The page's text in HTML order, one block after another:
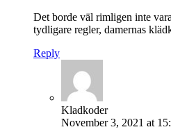
Det borde väl rimligen inte
tydligare regler, damernas
Reply
Kladkoder
November 3, 2021 at